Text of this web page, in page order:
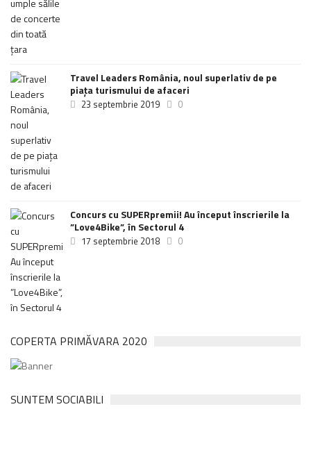
Travel Leaders România, noul superlativ de pe
piața turismului de afaceri
23 septembrie 2019 0
Concurs cu SUPERpremii! Au început înscrierile la
”Love4Bike”, în Sectorul 4
17 septembrie 2018 0
COPERTA PRIMĂVARA 2020
SUNTEM SOCIABILI